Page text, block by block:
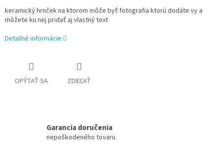
keramický hrnček na ktorom môže byť fotografia ktorú dodáte vy a
môžete ku nej pridať aj vlastný text
Detailné informácie
OPÝTAŤ SA ZDIEĽAŤ
Garancia doručenia
nepoškodeného tovaru